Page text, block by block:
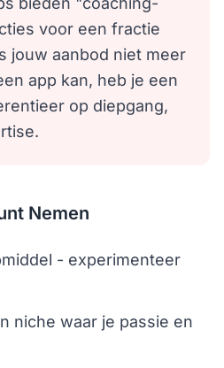
voor een fractie
jouw aanbod niet meer
app kan, heb je een
op diepgang,
Nemen
- experimenteer
niche waar je passie en